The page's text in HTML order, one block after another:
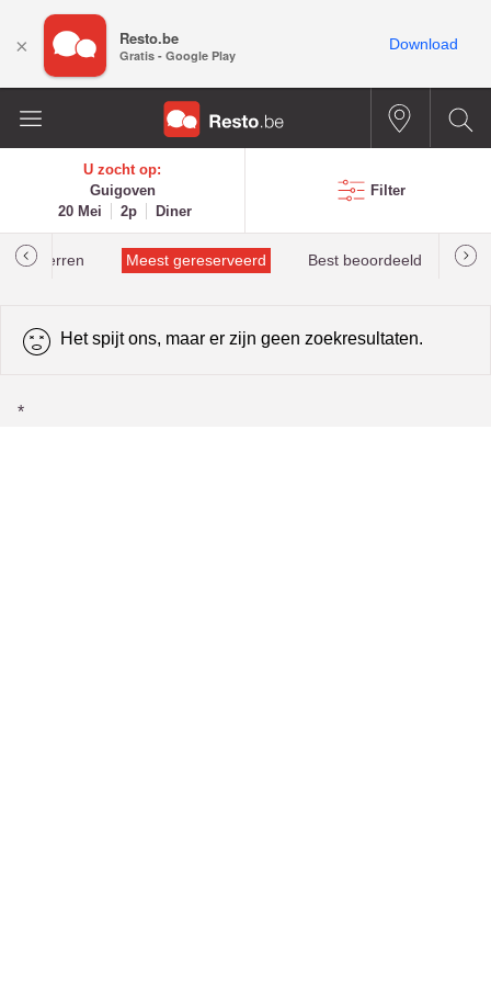
U zocht op:
Guigoven
20 Mei
2p Diner
Filter
Meest gereserveerd Best beoordeeld
Het spijt ons, maar er zijn geen zoekresultaten.
*
× Resto.be
Gratis - Google Play
Download